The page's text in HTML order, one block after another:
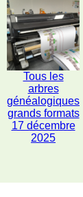
Tous les
arbres
généalogiques
grands formats
17 décembre
2025